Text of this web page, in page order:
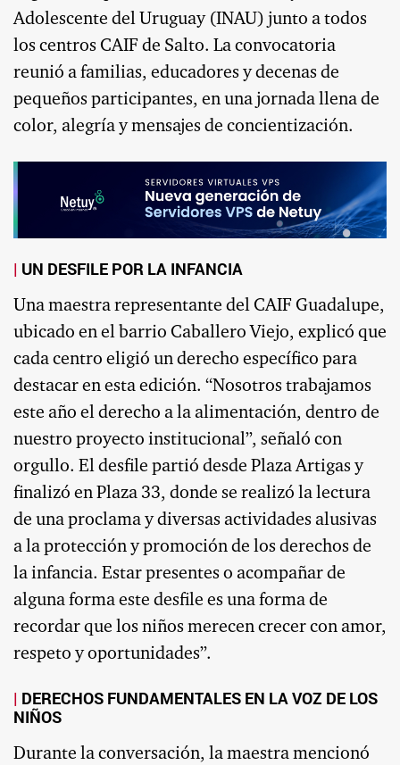
Adolescente del Uruguay (INAU) junto a todos
los centros CAIF de Salto. La convocatoria
reunió a familias, educadores y decenas de
pequeños participantes, en una jornada llena de
color, alegría y mensajes de concientización.
UN DESFILE POR LA INFANCIA
Una maestra representante del CAIF Guadalupe,
ubicado en el barrio Caballero Viejo, explicó que
cada centro eligió un derecho específico para
destacar en esta edición. “Nosotros trabajamos
este año el derecho a la alimentación, dentro de
nuestro proyecto institucional”, señaló con
orgullo. El desfile partió desde Plaza Artigas y
finalizó en Plaza 33, donde se realizó la lectura
de una proclama y diversas actividades alusivas
a la protección y promoción de los derechos de
la infancia. Estar presentes o acompañar de
alguna forma este desfile es una forma de
recordar que los niños merecen crecer con amor,
respeto y oportunidades”.
DERECHOS FUNDAMENTALES EN LA VOZ DE LOS
NIÑOS
Durante la conversación, la maestra mencionó